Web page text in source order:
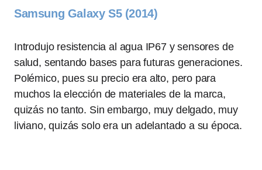
Samsung Galaxy S5 (2014)
Introdujo resistencia al agua IP67 y sensores de
salud, sentando bases para futuras generaciones.
Polémico, pues su precio era alto, pero para
muchos la elección de materiales de la marca,
quizás no tanto. Sin embargo, muy delgado, muy
liviano, quizás solo era un adelantado a su época.